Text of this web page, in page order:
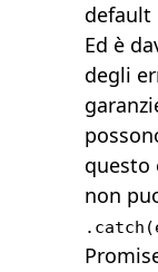
Ed è
degli
questo
non